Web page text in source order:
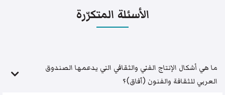
الأسئلة المتكرّرة
ما هي أشكال الإنتاج الفني والثقافي التي يدعمها الصندوق
العربي للثقافة والفنون (آفاق)؟